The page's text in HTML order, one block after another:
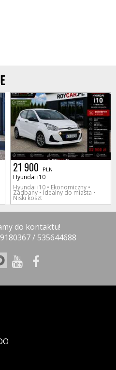
21 900 PLN
Hyundai i10
Hyundai i10 • Ekonomiczny •
Zadbany • Idealny do miasta •
Niski koszt
do kontaktu!
/ 535644688